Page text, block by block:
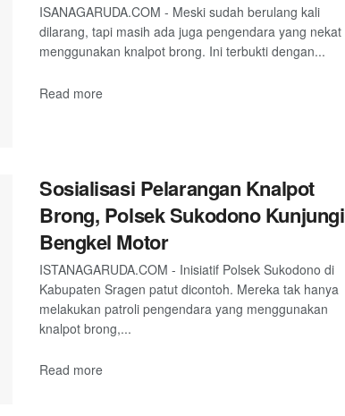
ISANAGARUDA.COM - Meski sudah berulang kali
dilarang, tapi masih ada juga pengendara yang nekat
menggunakan knalpot brong. Ini terbukti dengan...
Read more
Sosialisasi Pelarangan Knalpot
Brong, Polsek Sukodono Kunjungi
Bengkel Motor
ISTANAGARUDA.COM - Inisiatif Polsek Sukodono di
Kabupaten Sragen patut dicontoh. Mereka tak hanya
melakukan patroli pengendara yang menggunakan
knalpot brong,...
Read more